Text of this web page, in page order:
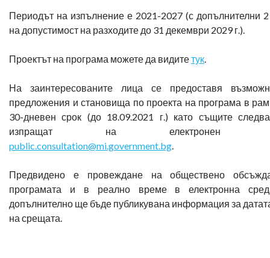
Периодът на изпълнение е 2021-2027 (с допълнителни 2
на допустимост на разходите до 31 декември 2029 г.).
Проектът на програма можете да видитетук.
На заинтересованите лица се предоставя
предложения и становища по проекта на програма в
30-дневен срок (до 18.09.2021 г.) като същите
изпращат на електронен
public.consultation@mi.government.bg.
Предвидено е провеждане на обществено
програмата и в реално време в електронна
допълнително ще бъде публикувана информация за
на срещата.